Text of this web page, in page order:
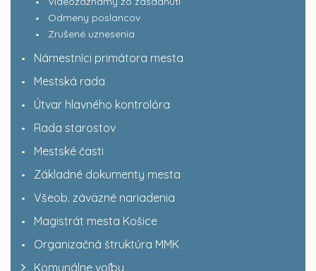
Odmeny poslancov
Zrušené uznesenia
Námestníci primátora mesta
Mestská rada
Útvar hlavného kontrolóra
Rada starostov
Mestské časti
Základné dokumenty mesta
Všeob. záväzné nariadenia
Magistrát mesta Košice
Organizačná štruktúra MMK
Komunálne voľby